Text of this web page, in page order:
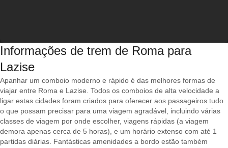
Informações de trem de Roma para
Lazise
Apanhar um comboio moderno e rápido é das melhores formas de
viajar entre Roma e Lazise. Todos os comboios de alta velocidade a
ligar estas cidades foram criados para oferecer aos passageiros tudo
o que possam precisar para uma viagem agradável, incluindo várias
classes de viagem por onde escolher, viagens rápidas (a viagem
demora apenas cerca de 5 horas), e um horário extenso com até 1
partidas diárias. Fantásticas amenidades a bordo estão também